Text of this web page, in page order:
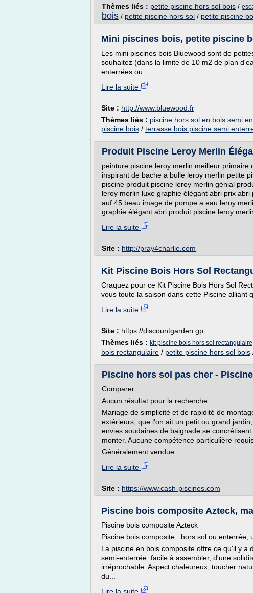
Thèmes liés : petite piscine hors sol bois /
bois / petite piscine hors sol / petite piscine
Mini piscines bois, petite piscine
Les mini piscines bois Bluewood sont de
souhaitez (dans la limite de 10 m2 de plan
enterrées ou...
Lire la suite
Site : http://www.bluewood.fr
Thèmes liés : piscine hors sol en bois semi
piscine bois / terrasse bois piscine semi
Produit Piscine Leroy Merlin
peinture piscine leroy merlin meilleur
inspirant de bache a bulle leroy merlin petite
piscine produit piscine leroy merlin génial
leroy merlin luxe graphie élégant abri prix
auf 45 beau image de pompe a eau leroy
graphie élégant abri produit piscine leroy
Lire la suite
Site : http://pray4charlie.com
Kit Piscine Bois Hors Sol
Craquez pour ce Kit Piscine Bois Hors Sol
vous toute la saison dans cette Piscine alliant
Lire la suite
Site : https://discountgarden.gp
Thèmes liés : kit piscine bois hors sol rectangulaire
bois rectangulaire / petite piscine hors sol bois
Piscine hors sol pas cher -
Comparer
Aucun résultat pour la recherche
Mariage de simplicité et de rapidité de
extérieurs, que l'on ait un petit ou grand
envies soudaines de baignade se
monter. Aucune compétence particulière
Généralement vendue...
Lire la suite
Site : https://www.cash-piscines.com
Piscine bois composite Azteck,
Piscine bois composite Azteck
Piscine bois composite : hors sol ou enterrée,
La piscine en bois composite offre ce qu'il y a
semi-enterrée: facile à assembler, d'une
irréprochable. Aspect chaleureux, toucher
du...